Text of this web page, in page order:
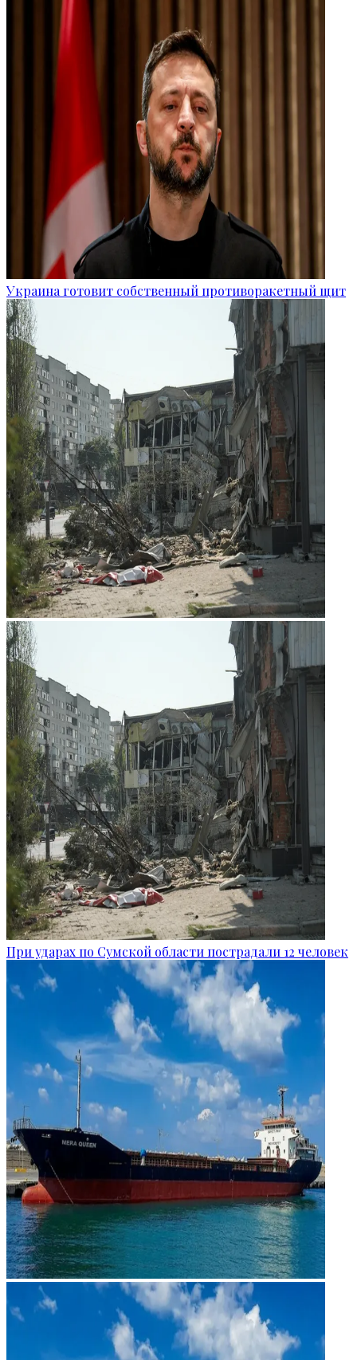
Украина готовит собственный противоракетный щит
При ударах по Сумской области пострадали 12 человек